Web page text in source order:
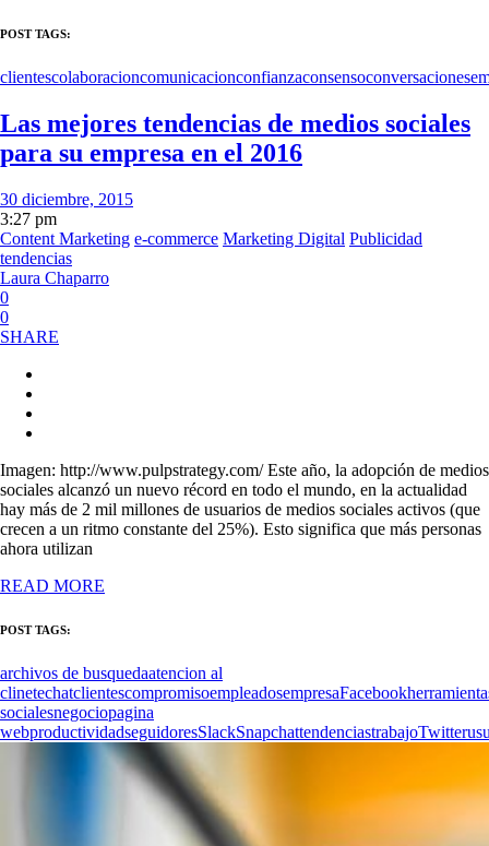
POST TAGS:
clientescolaboracioncomunicacionconfianzaconsensoconversaciones
Las mejores tendencias de medios sociales
para su empresa en el 2016
30 diciembre, 2015
3:27 pm
Content Marketing e-commerce Marketing Digital Publicidad
tendencias
Laura Chaparro
0
0
SHARE
Imagen: http://www.pulpstrategy.com/ Este año, la adopción de medios
sociales alcanzó un nuevo récord en todo el mundo, en la actualidad
hay más de 2 mil millones de usuarios de medios sociales activos (que
crecen a un ritmo constante del 25%). Esto significa que más personas
ahora utilizan
READ MORE
POST TAGS:
archivos de busquedaatencion al
clinetechatclientescompromisoempleadosempresaFacebook
socialesnegociopagina
webproductividadseguidoresSlackSnapchattendenciastrabajoTwitter